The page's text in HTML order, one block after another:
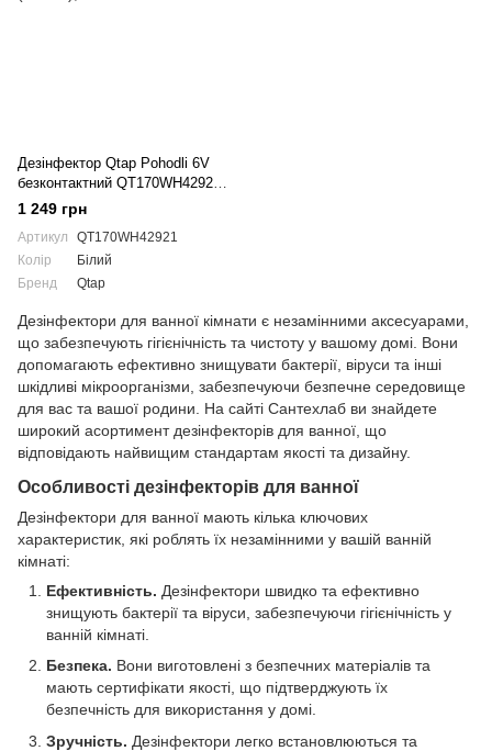
Дезінфектор Qtap Pohodli 6V
безконтактний QT170WH42921
White (Zdraví)
1 249 грн
Артикул
QT170WH42921
Колір
Білий
Бренд
Qtap
Дезінфектори для ванної кімнати є незамінними аксесуарами,
що забезпечують гігієнічність та чистоту у вашому домі. Вони
допомагають ефективно знищувати бактерії, віруси та інші
шкідливі мікроорганізми, забезпечуючи безпечне середовище
для вас та вашої родини. На сайті Сантехлаб ви знайдете
широкий асортимент дезінфекторів для ванної, що
відповідають найвищим стандартам якості та дизайну.
Особливості дезінфекторів для ванної
Дезінфектори для ванної мають кілька ключових
характеристик, які роблять їх незамінними у вашій ванній
кімнаті:
Ефективність. Дезінфектори швидко та ефективно
знищують бактерії та віруси, забезпечуючи гігієнічність у
ванній кімнаті.
Безпека. Вони виготовлені з безпечних матеріалів та
мають сертифікати якості, що підтверджують їх
безпечність для використання у домі.
Зручність. Дезінфектори легко встановлюються та